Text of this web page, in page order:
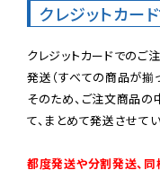
クレジットカー
クレジットカードでのご
発送（すべての商品が揃
そのため、ご注文商品
て、まとめて発送させてい
都度発送や分割発送、同